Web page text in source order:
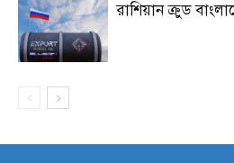
রাশিয়ান ক্রুড